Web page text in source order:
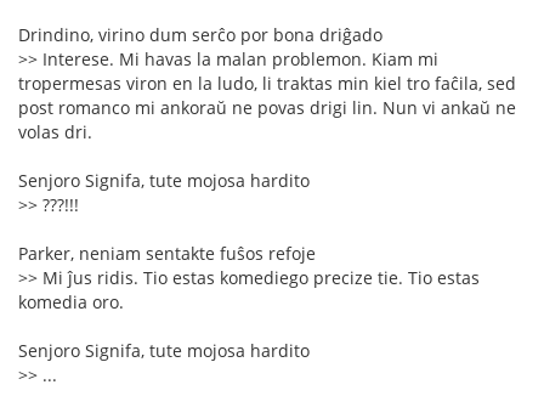
Drindino, virino dum serĉo por bona driĝado
>> Interese. Mi havas la malan problemon. Kiam mi
tropermesas viron en la ludo, li traktas min kiel tro faĉila, sed
post romanco mi ankoraŭ ne povas drigi lin. Nun vi ankaŭ ne
volas dri.
Senjoro Signifa, tute mojosa hardito
>> ???!!!
Parker, neniam sentakte fuŝos refoje
>> Mi ĵus ridis. Tio estas komediego precize tie. Tio estas
komedia oro.
Senjoro Signifa, tute mojosa hardito
>> ...